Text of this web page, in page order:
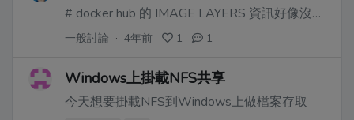
# docker hub 的 IMAGE LAYERS 資訊好像沒啥用處
一般討論 · 4年前 1 1
Windows上掛載NFS共享
今天想要掛載NFS到Windows上做檔案存取